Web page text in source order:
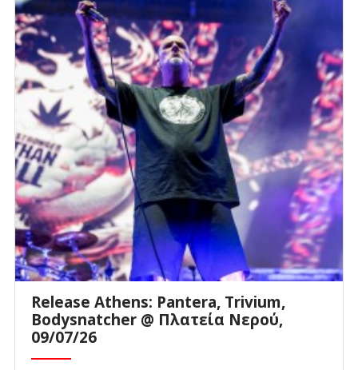
Release Athens: Pantera, Trivium,
Bodysnatcher @ Πλατεία Νερού,
09/07/26